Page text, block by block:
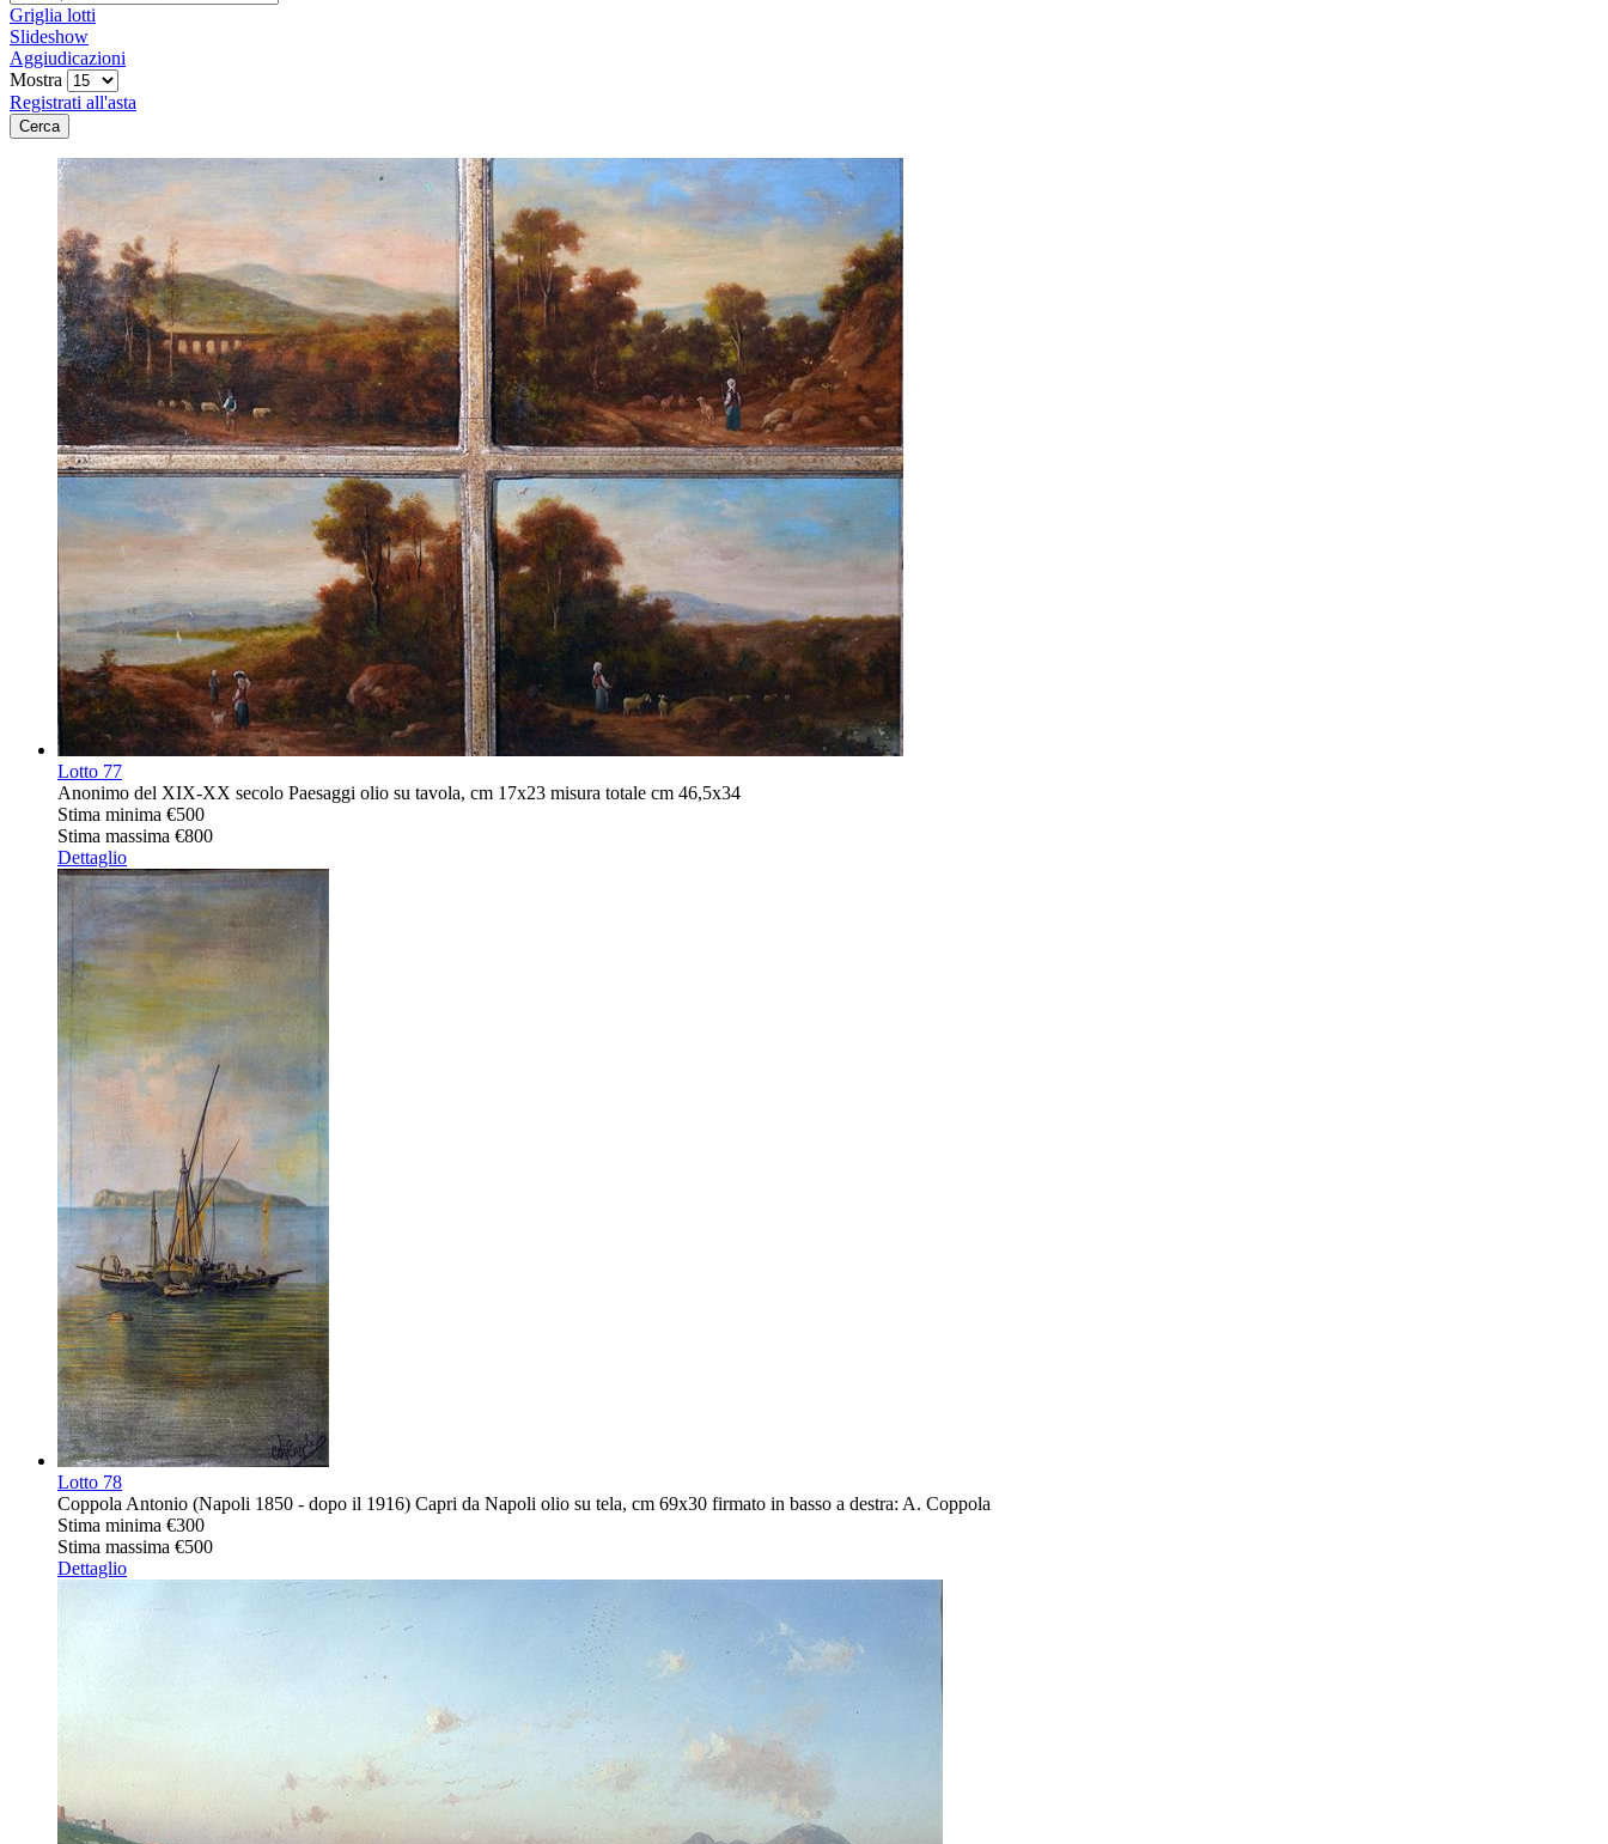
Griglia lotti
Slideshow
Aggiudicazioni
Mostra
Registrati all'asta
Lotto 77
Anonimo del XIX-XX secolo Paesaggi olio su tavola, cm 17x23 misura totale cm 46,5x34
Stima minima €500
Stima massima €800
Dettaglio
Lotto 78
Coppola Antonio (Napoli 1850 - dopo il 1916) Capri da Napoli olio su tela, cm 69x30 firmato in basso a destra: A. Coppola
Stima minima €300
Stima massima €500
Dettaglio